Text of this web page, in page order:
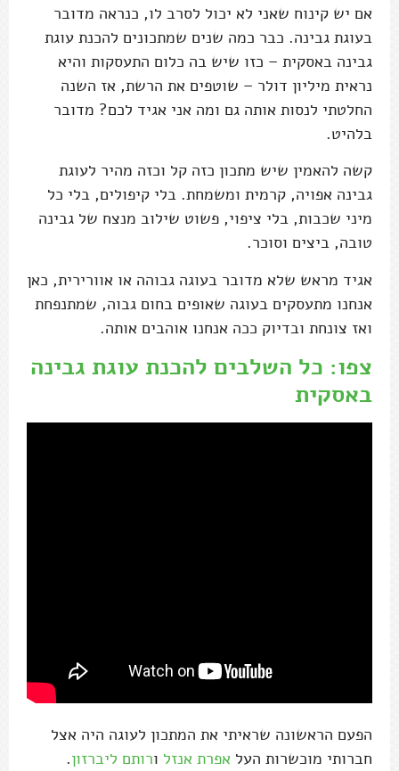
אם יש קינוח שאני לא יכול לסרב לו, כנראה מדובר
בעוגת גבינה. כבר כמה שנים שמתכונים להכנת עוגת
גבינה באסקית – כזו שיש בה כלום התעסקות והיא
נראית מיליון דולר – שוטפים את הרשת, אז השנה
החלטתי לנסות אותה גם ומה אני אגיד לכם? מדובר
בלהיט.
קשה להאמין שיש מתכון כזה קל וכזה מהיר לעוגת
גבינה אפויה, קרמית ומשמחת. בלי קיפולים, בלי כל
מיני שכבות, בלי ציפוי, פשוט שילוב מנצח של גבינה
טובה, ביצים וסוכר.
אגיד מראש שלא מדובר בעוגה גבוהה או אוורירית, כאן
אנחנו מתעסקים בעוגה שאופים בחום גבוה, שמתנפחת
ואז צונחת ובדיוק ככה אנחנו אוהבים אותה.
צפו: כל השלבים להכנת עוגת גבינה
באסקית
הפעם הראשונה שראיתי את המתכון לעוגה היה אצל
חברותי מוכשרות העל אפרת אנזל ורותם ליברזון.